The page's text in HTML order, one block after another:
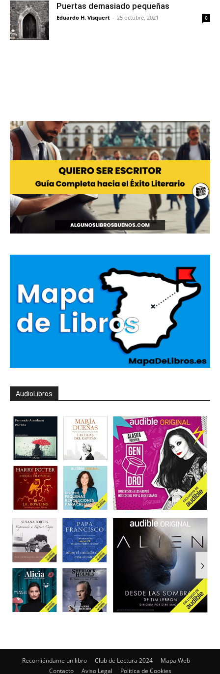
Puertas demasiado pequeñas
Eduardo H. Visquert - 25 octubre, 2021 0
AudioLibros
Recomiéndame un libro Club de Lectura 2024
Mapa Web
Contacto
Aviso Legal Política de Cookies